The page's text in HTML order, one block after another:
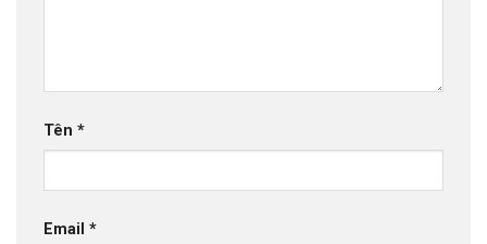
Tên *
Email *